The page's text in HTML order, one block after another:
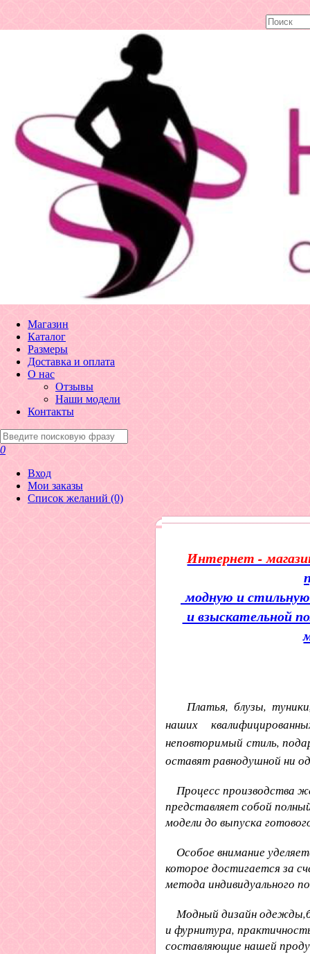
Магазин
Каталог
Размеры
Доставка и оплата
О нас
Отзывы
Наши модели
Контакты
0
Вход
Мои заказы
Список желаний (0)
Интернет -
модную и
и взыскательной
Платья, блузы,
наших
неповторимый стиль,
оставят равнодушной ни
Процесс производства
представляет собой
модели до выпуска
Особое внимание
которое достигается за
метода индивидуального
Модный дизайн
и фурнитура,
составляющие нашей